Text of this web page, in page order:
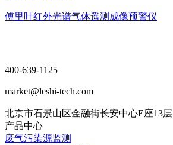
傅里叶红外光谱气体遥测成像预警仪
400-639-1125
market@leshi-tech.com
北京市石景山区金融街长安中心E座13层
产品中心
废气污染源监测